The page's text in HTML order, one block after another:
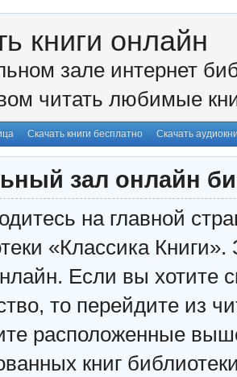
книги онлайн
зале интернет
читать любимые
Скачать книги бесплатно Скачать
зал онлайн
на главной
«Классика
Если вы хотите
то перейдите из
расположенные
книг